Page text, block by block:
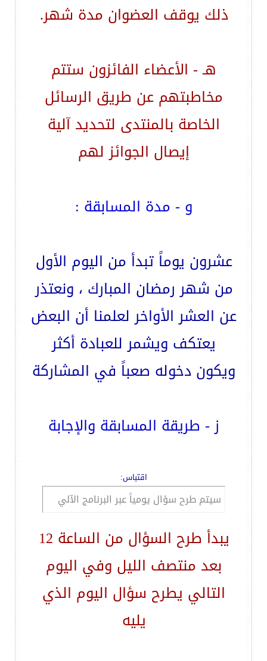
ذلك يوقف العضوان مدة شهر.
هـ - الأعضاء الفائزون ستتم
مخاطبتهم عن طريق الرسائل
الخاصة بالمنتدى لتحديد آلية
إيصال الجوائز لهم
و - مدة المسابقة :
عشرون يوماً تبدأ من اليوم الأول
من شهر رمضان المبارك ، ونعتذر
عن العشر الأواخر لعلمنا أن البعض
يعتكف ويشمر للعبادة أكثر
ويكون دخوله صعباً في المشاركة
ز - طريقة المسابقة والإجابة
اقتباس:
سيتم طرح سؤال يومياً عبر البرنامج الآلي
يبدأ طرح السؤال من الساعة 12
بعد منتصف الليل وفي اليوم
التالي يطرح سؤال اليوم الذي
يليه